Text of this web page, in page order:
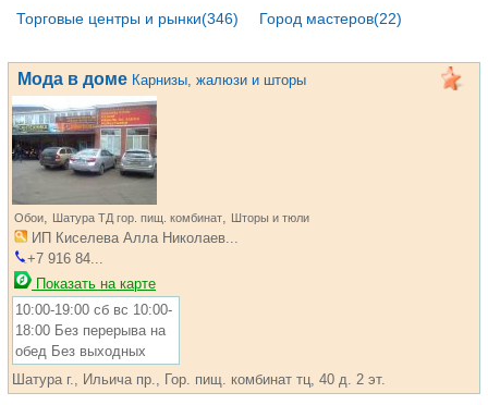
Торговые центры и рынки(346) Город мастеров(22)
Мода в доме Карнизы, жалюзи и шторы
Обои, Шатура ТД гор. пищ. комбинат, Шторы и тюли
ИП Киселева Алла Николаев...
+7 916 84...
Показать на карте
10:00-19:00 сб вс 10:00-
18:00 Без перерыва на
обед Без выходных
Шатура г., Ильича пр., Гор. пищ. комбинат тц, 40 д. 2 эт.